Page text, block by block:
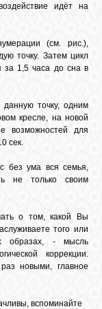
идёт на
(см. рис.),
точку. Затем цикл
за 1,5 часа до сна в
точку, одним
кресле, на новой
возможностей для
сек.
без ума вся семья,
не только своим
о том, какой Вы
того или
образах, - мысль
коррекции.
новыми, главное
вспоминайте